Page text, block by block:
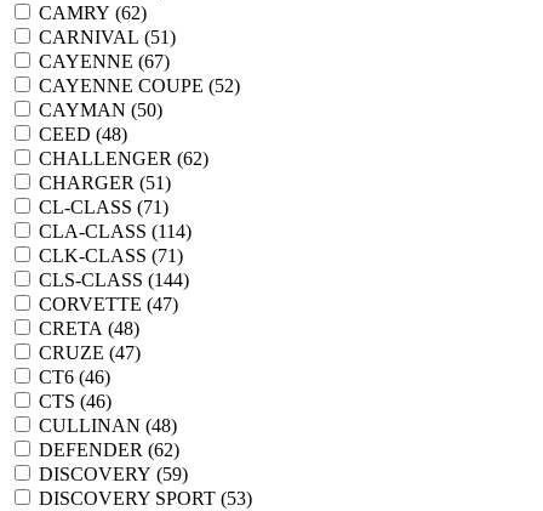
CAMRY (62)
CARNIVAL (51)
CAYENNE (67)
CAYENNE COUPE (52)
CAYMAN (50)
CEED (48)
CHALLENGER (62)
CHARGER (51)
CL-CLASS (71)
CLA-CLASS (114)
CLK-CLASS (71)
CLS-CLASS (144)
CORVETTE (47)
CRETA (48)
CRUZE (47)
CT6 (46)
CTS (46)
CULLINAN (48)
DEFENDER (62)
DISCOVERY (59)
DISCOVERY SPORT (53)